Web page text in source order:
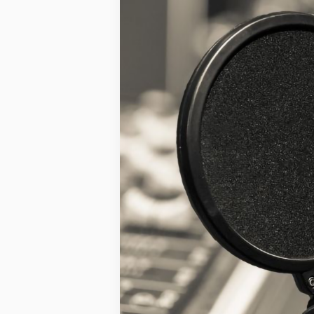
2020 ®Mitipi AG all rights reserved